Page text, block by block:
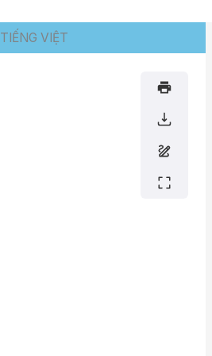
TIẾNG VIỆT